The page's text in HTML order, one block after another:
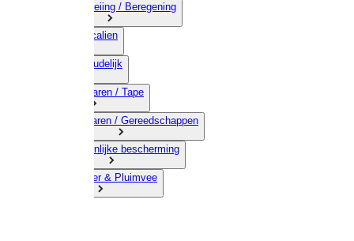
06) Besproeiing / Beregening
07) Chemicalien
08) Huishoudelijk
09) Touwwaren / Tape
10) IJzerwaren / Gereedschappen
11) Persoonlijke bescherming
12) Kleindier & Pluimvee